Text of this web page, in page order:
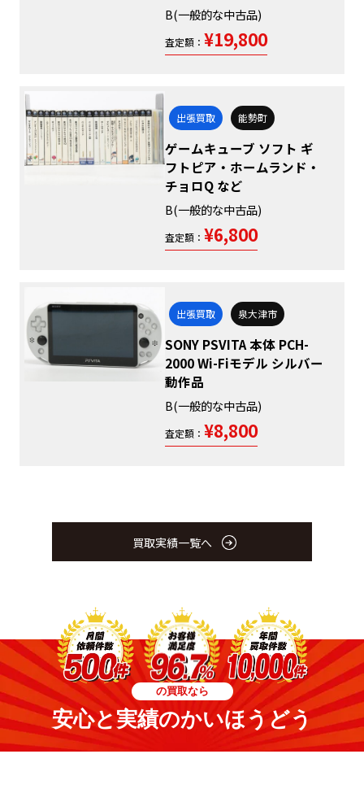
B(一般的な中古品)
査定額： ¥19,800
出張買取 能勢町
ゲームキューブ ソフト ギ
フトピア・ホームランド・
チョロQ など
B(一般的な中古品)
査定額： ¥6,800
出張買取 泉大津市
SONY PSVITA 本体 PCH-
2000 Wi-Fiモデル シルバー
動作品
B(一般的な中古品)
査定額： ¥8,800
買取実績一覧へ
の買取なら
安心と実績のかいほうどう